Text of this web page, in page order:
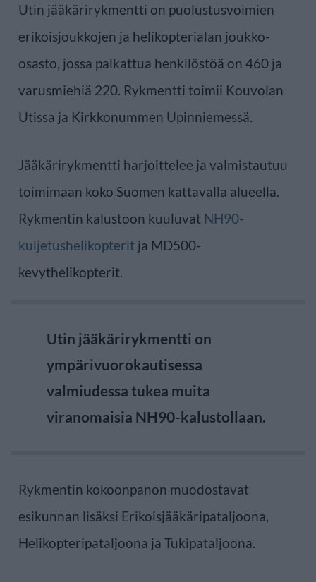
Utin jääkärirykmentti on puolustusvoimien
erikoisjoukkojen ja helikopterialan joukko-
osasto, jossa palkattua henkilöstöä on 460 ja
varusmiehiä 220. Rykmentti toimii Kouvolan
Utissa ja Kirkkonummen Upinniemessä.
Jääkärirykmentti harjoittelee ja valmistautuu
toimimaan koko Suomen kattavalla alueella.
Rykmentin kalustoon kuuluvat NH90-
kuljetushelikopterit ja MD500-
kevythelikopterit.
Utin jääkärirykmentti on
ympärivuorokautisessa
valmiudessa tukea muita
viranomaisia NH90-kalustollaan.
Rykmentin kokoonpanon muodostavat
esikunnan lisäksi Erikoisjääkäripataljoona,
Helikopteripataljoona ja Tukipataljoona.